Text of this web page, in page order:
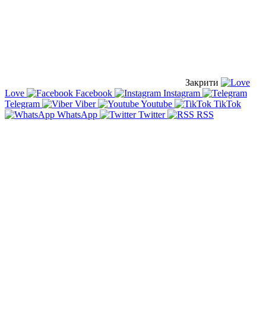
Закрити
Love
Facebook
Instagram
Telegram
Viber Youtube
TikTok
WhatsApp
Twitter RSS